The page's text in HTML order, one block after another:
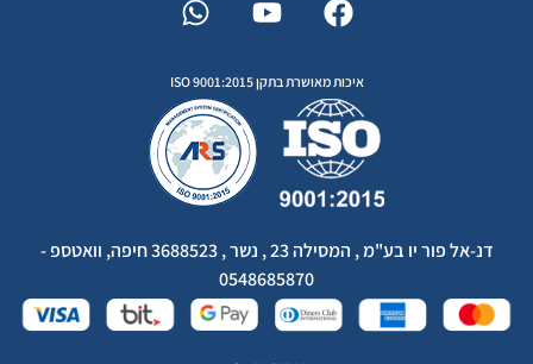
איכות מאושרת בתקן ISO 9001:2015
דנ-אל פור יו בע"מ , המסילה 23 , נשר , 3688523 חיפה, וואטספ -
0548685870